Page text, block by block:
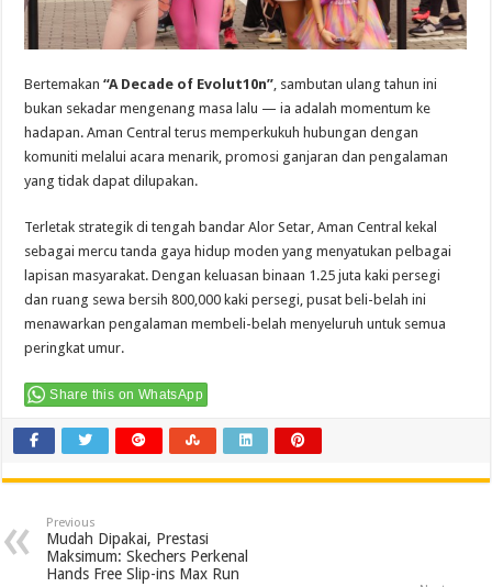
Bertemakan“A Decade of Evolut10n” , sambutan ulang tahun ini
bukan sekadar mengenang masa lalu — ia adalah momentum ke
hadapan. Aman Central terus memperkukuh hubungan dengan
komuniti melalui acara menarik, promosi ganjaran dan pengalaman
yang tidak dapat dilupakan.
Terletak strategik di tengah bandar Alor Setar, Aman Central kekal
sebagai mercu tanda gaya hidup moden yang menyatukan pelbagai
lapisan masyarakat. Dengan keluasan binaan 1.25 juta kaki persegi
dan ruang sewa bersih 800,000 kaki persegi, pusat beli-belah ini
menawarkan pengalaman membeli-belah menyeluruh untuk semua
peringkat umur.
Share this on WhatsApp
Previous
Mudah Dipakai, Prestasi
Maksimum: Skechers Perkenal
Hands Free Slip-ins Max Run